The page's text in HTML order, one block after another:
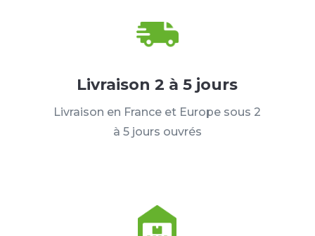
Livraison 2 à 5 jours
Livraison en France et Europe sous 2
à 5 jours ouvrés